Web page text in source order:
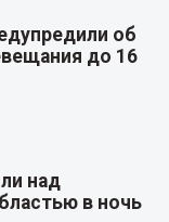
об
до 16
над
в ночь